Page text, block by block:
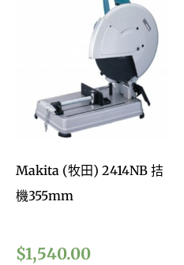
Makita (牧田) 2414NB 拮
機355mm
$1,540.00